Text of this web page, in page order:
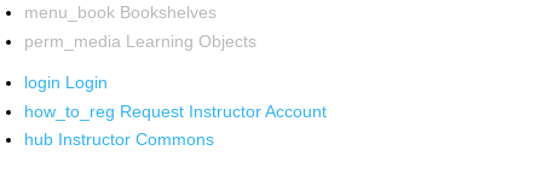
menu_book Bookshelves
perm_media Learning Objects
login Login
how_to_reg Request Instructor Account
hub Instructor Commons